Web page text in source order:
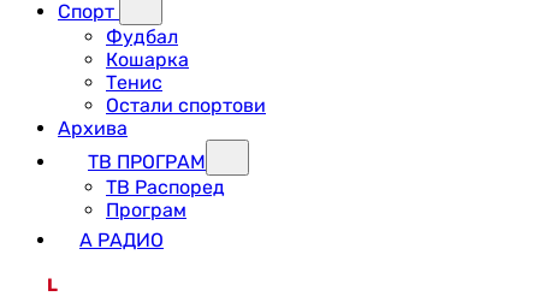
Спорт
Фудбал
Кошарка
Тенис
Остали спортови
Архива
ТВ ПРОГРАМ
ТВ Распоред
Програм
А РАДИО
L